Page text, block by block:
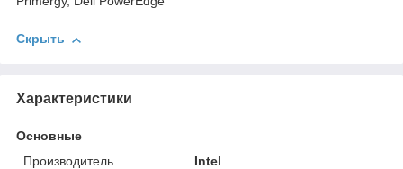
Скрыть
Характеристики
Основные
Производитель
Intel